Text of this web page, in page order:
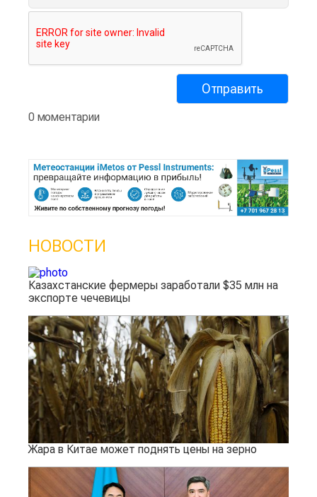
0 моментарии
НОВОСТИ
Казахстанские фермеры заработали $35 млн на
экспорте чечевицы
Жара в Китае может поднять цены на зерно